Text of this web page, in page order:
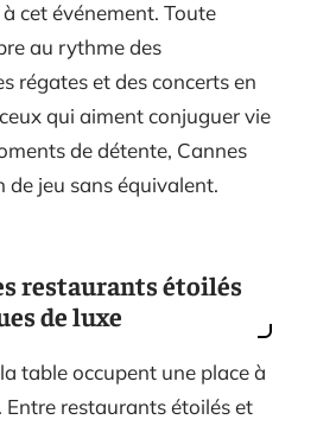
cet événement. Toute
au rythme des
régates et des concerts en
qui aiment conjuguer vie
de détente, Cannes
de jeu sans équivalent.
restaurants étoilés
de luxe
table occupent une place à
Entre restaurants étoilés et